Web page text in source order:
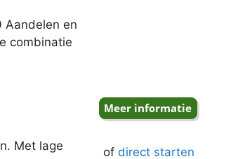
Aandelen en
combinatie
Met lage
of direct starten